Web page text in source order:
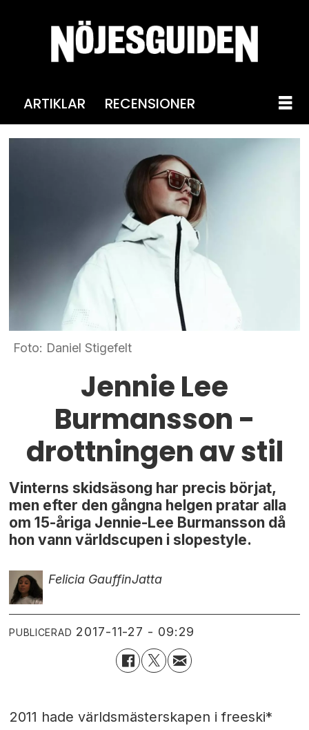
ARTIKLAR RECENSIONER
Foto: Daniel Stigefelt
Jennie Lee
Burmansson -
drottningen av stil
Vinterns skidsäsong har precis börjat,
men efter den gångna helgen pratar alla
om 15-åriga Jennie-Lee Burmansson då
hon vann världscupen i slopestyle.
Felicia GauffinJatta
PUBLICERAD 2017-11-27 - 09:29
2011 hade världsmästerskapen i freeski*